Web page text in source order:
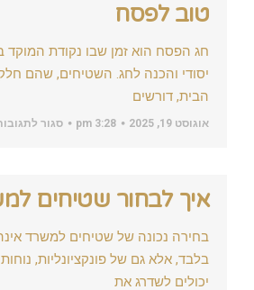
טוב לפסח
חג הפסח הוא זמן שבו נקודת המוקד
יסודי והכנה לחג. השטיחים, שהם
הבית, דורשים
אוגוסט 19, 2025 3:28 pm סגור
איך לבחור שטיחים
בחירה נכונה של שטיחים למשרד אינה
בלבד, אלא גם של פונקציונליות,
יכולים לשדרג את